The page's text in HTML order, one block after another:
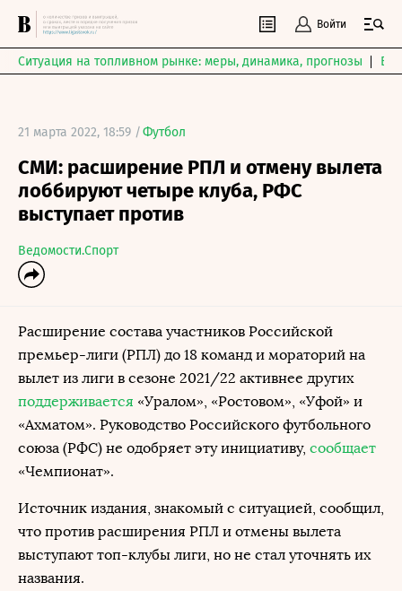
Войти
Ситуация на топливном рынке: меры, динамика, прогнозы
21 марта 2022, 18:59 /Футбол
СМИ: расширение РПЛ и отмену вылета
лоббируют четыре клуба, РФС
выступает против
Ведомости.Спорт
Расширение состава участников Российской
премьер-лиги (РПЛ) до 18 команд и мораторий на
вылет из лиги в сезоне 2021/22 активнее других
поддерживается «Уралом», «Ростовом», «Уфой» и
«Ахматом». Руководство Российского футбольного
союза (РФС) не одобряет эту инициативу, сообщает
«Чемпионат».
Источник издания, знакомый с ситуацией, сообщил,
что против расширения РПЛ и отмены вылета
выступают топ-клубы лиги, но не стал уточнять их
названия.